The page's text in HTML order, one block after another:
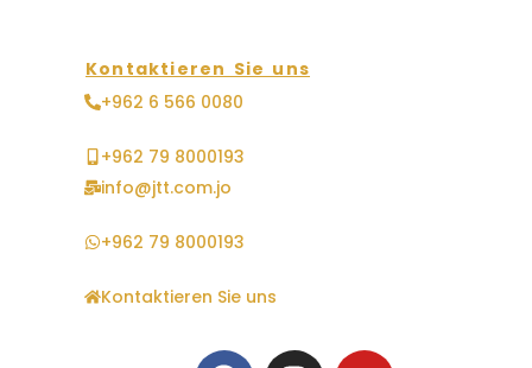
Kontaktieren Sie uns
+962 6 566 0080
+962 79 8000193
info@jtt.com.jo
+962 79 8000193
Kontaktieren Sie uns